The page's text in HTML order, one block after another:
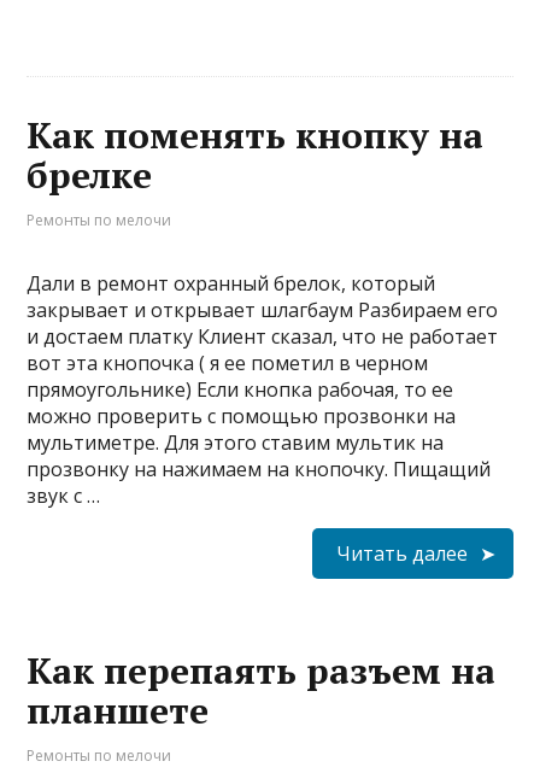
Как поменять кнопку на
брелке
Ремонты по мелочи
Дали в ремонт охранный брелок, который
закрывает и открывает шлагбаум Разбираем его
и достаем платку Клиент сказал, что не работает
вот эта кнопочка ( я ее пометил в черном
прямоугольнике) Если кнопка рабочая, то ее
можно проверить с помощью прозвонки на
мультиметре. Для этого ставим мультик на
прозвонку на нажимаем на кнопочку. Пищащий
звук с …
Читать далее
Как перепаять разъем на
планшете
Ремонты по мелочи